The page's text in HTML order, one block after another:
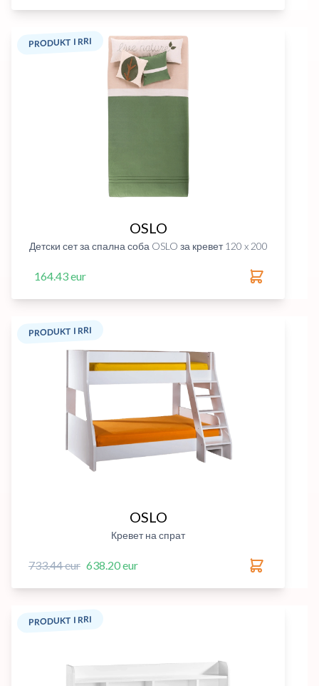
PRODUKT I RRI
OSLO
Детски сет за спална соба OSLO за кревет 120 x 200
164.43 eur
PRODUKT I RRI
OSLO
Кревет на спрат
733.44 eur 638.20 eur
PRODUKT I RRI